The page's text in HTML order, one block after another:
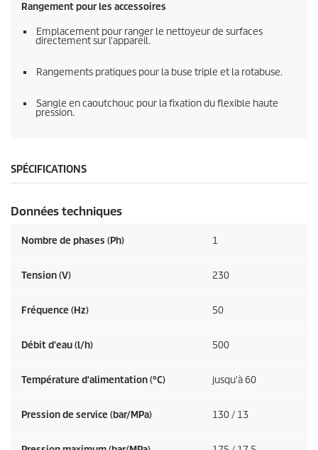
Rangement pour les accessoires
Emplacement pour ranger le nettoyeur de surfaces
directement sur l'appareil.
Rangements pratiques pour la buse triple et la rotabuse.
Sangle en caoutchouc pour la fixation du flexible haute
pression.
SPÉCIFICATIONS
Données techniques
Nombre de phases (Ph) 1
Tension (V) 230
Fréquence (Hz) 50
Débit d'eau (l/h) 500
Température d'alimentation (°C) jusqu'à 60
Pression de service (bar/MPa) 130 / 13